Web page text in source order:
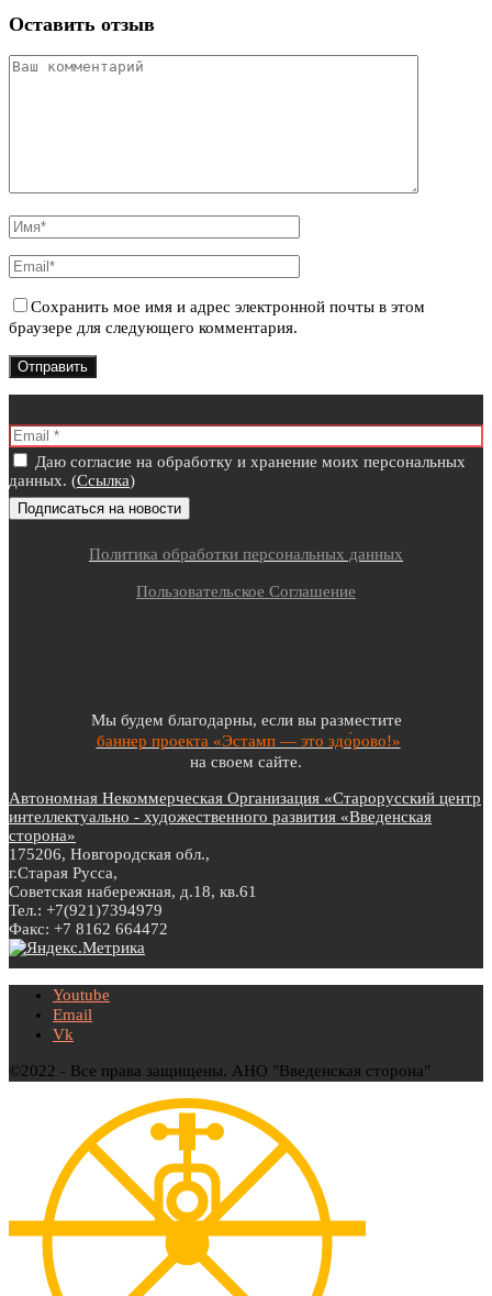
Оставить отзыв
Сохранить мое имя и адрес электронной почты в этом
браузере для следующего комментария.
Даю согласие на обработку и хранение моих персональных
данных. (Ссылка)
Политика обработки персональных данных
Пользовательское Соглашение
Мы будем благодарны, если вы разместите
баннер проекта «Эстамп — это здо́рово!»
на своем сайте.
Автономная Некоммерческая Организация «Старорусский центр
интеллектуально - художественного развития «Введенская
сторона»
175206, Новгородская обл.,
г.Старая Русса,
Советская набережная, д.18, кв.61
Тел.: +7(921)7394979
Факс: +7 8162 664472
Youtube
Email
Vk
©2022 - Все права защищены. АНО "Введенская сторона"